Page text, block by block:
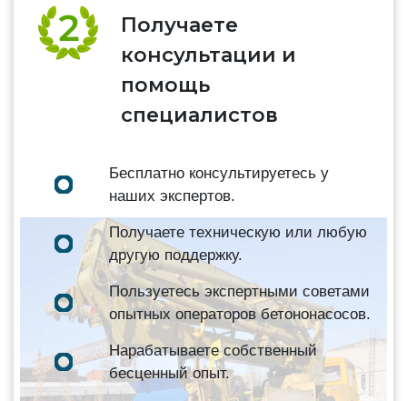
Получаете
консультации и
помощь
специалистов
Бесплатно консультируетесь у
наших экспертов.
Получаете техническую или любую
другую поддержку.
Пользуетесь экспертными советами
опытных операторов бетононасосов.
Нарабатываете собственный
бесценный опыт.